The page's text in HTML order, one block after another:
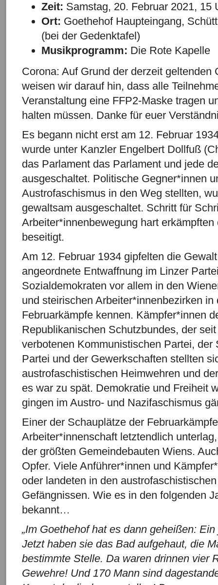
Zeit: Samstag, 20. Februar 2021, 15
Ort: Goethehof Haupteingang,
(bei der Gedenktafel)
Musikprogramm: Die Rote Kapelle
Corona: Auf Grund der derzeit geltenden
weisen wir darauf hin, dass alle
Veranstaltung eine FFP2-Maske tragen
halten müssen. Danke für euer
Es begann nicht erst am 12. Februar
wurde unter Kanzler Engelbert Dollfuß
das Parlament das Parlament und jede
ausgeschaltet. Politische Gegner*innen
Austrofaschismus in den Weg stellten,
gewaltsam ausgeschaltet. Schritt für
Arbeiter*innenbewegung hart
beseitigt.
Am 12. Februar 1934 gipfelten die
angeordnete Entwaffnung im Linzer
Sozialdemokraten vor allem in den
und steirischen Arbeiter*innenbezirken
Februarkämpfe kennen. Kämpfer*innen
Republikanischen Schutzbundes, der
verbotenen Kommunistischen Partei, der
Partei und der Gewerkschaften stellten
austrofaschistischen Heimwehren und
es war zu spät. Demokratie und Freiheit
gingen im Austro- und Nazifaschismus
Einer der Schauplätze der
Arbeiter*innenschaft letztendlich
der größten Gemeindebauten Wiens.
Opfer. Viele Anführer*innen und
oder landeten in den austrofaschistischen
Gefängnissen. Wie es in den folgenden
bekannt…
„Im Goethehof hat es dann geheißen:
Jetzt haben sie das Bad aufgehaut, die
bestimmte Stelle. Da waren drinnen vier
Gewehre! Und 170 Mann sind